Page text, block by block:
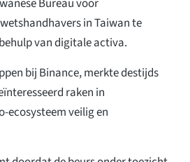
in Taiwan te
van digitale activa.
bij Binance, merkte destijds
raken in
veilig en